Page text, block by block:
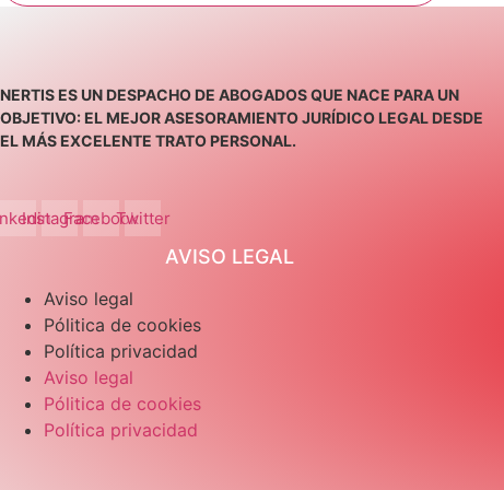
NERTIS ES UN DESPACHO DE ABOGADOS QUE NACE PARA UN
OBJETIVO: EL MEJOR ASESORAMIENTO JURÍDICO LEGAL DESDE
EL MÁS EXCELENTE TRATO PERSONAL.
InstagramFacebookTwitter
AVISO LEGAL
Aviso legal
Pólitica de cookies
Política privacidad
Aviso legal
Pólitica de cookies
Política privacidad